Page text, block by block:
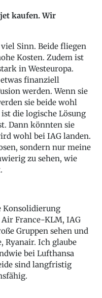
kaufen. Wir
Sinn. Beide fliegen
Kosten. Zudem ist
in Westeuropa.
finanziell
werden. Wenn sie
sie beide wohl
die logische Lösung
Dann könnten sie
wohl bei IAG landen.
sondern nur meine
zu sehen, wie
Konsolidierung
France-KLM, IAG
Gruppen sehen und
Ryanair. Ich glaube
bei Lufthansa
sind langfristig